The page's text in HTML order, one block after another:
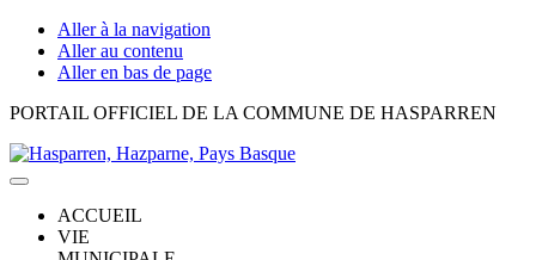
Aller à la navigation
Aller au contenu
Aller en bas de page
Hasparren,
Pays
Basque
PORTAIL OFFICIEL DE LA COMMUNE DE HASPARREN
ACCUEIL
VIE